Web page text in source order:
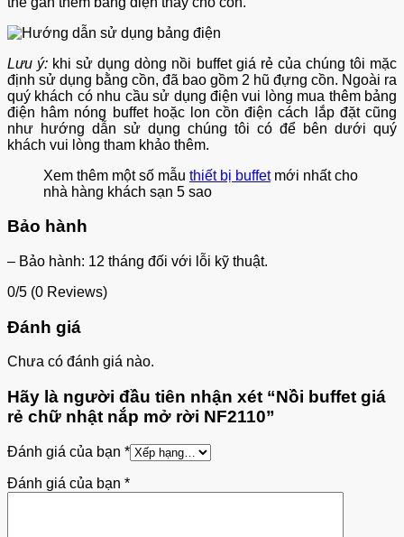
Lưu ý: khi sử dụng dòng nồi buffet giá rẻ của chúng tôi mặc
định sử dụng bằng cồn, đã bao gồm 2 hũ đựng cồn. Ngoài ra
quý khách có nhu cầu sử dụng điện vui lòng mua thêm bảng
điện hâm nóng buffet hoặc lon cồn điện cách lắp đặt cũng
như hướng dẫn sử dụng chúng tôi có để bên dưới quý
khách vui lòng tham khảo thêm.
Xem thêm một số mẫu thiết bị buffetmới nhất cho
nhà hàng khách sạn 5 sao
Bảo hành
– Bảo hành: 12 tháng đối với lỗi kỹ thuật.
0/5 (0 Reviews)
Đánh giá
Chưa có đánh giá nào.
Hãy là người đầu tiên nhận xét “Nồi buffet giá
rẻ chữ nhật nắp mở rời NF2110”
Đánh giá của bạn *
Đánh giá của bạn *